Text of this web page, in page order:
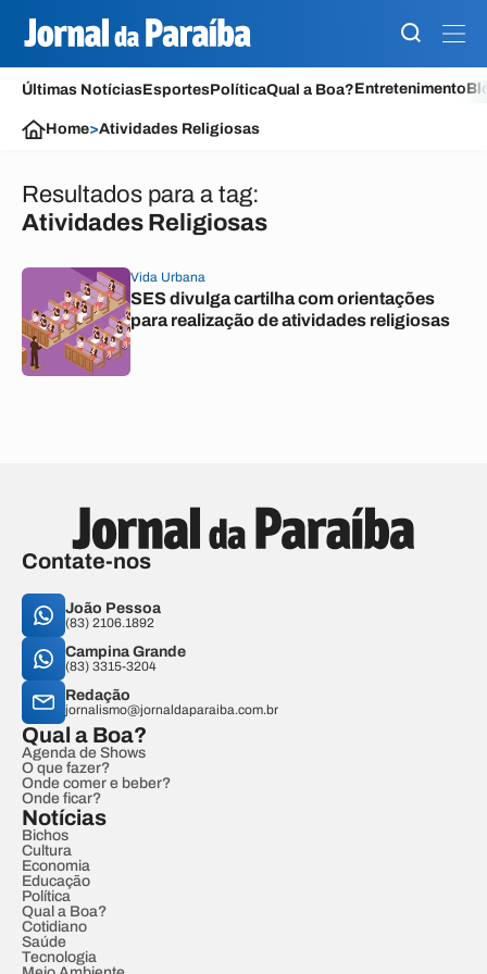
Últimas NotíciasEsportesPolíticaQual a Boa?Entretenimento
Home>Atividades Religiosas
Resultados para a tag:
Atividades Religiosas
Vida Urbana
SES divulga cartilha com orientações
para realização de atividades religiosas
Contate-nos
João Pessoa
(83) 2106.1892
Campina Grande
(83) 3315-3204
Redação
jornalismo@jornaldaparaiba.com.br
Qual a Boa?
Agenda de Shows
O que fazer?
Onde comer e beber?
Onde ficar?
Notícias
Bichos
Cultura
Economia
Educação
Política
Qual a Boa?
Cotidiano
Saúde
Tecnologia